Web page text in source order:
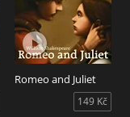
Romeo and Juliet
149 Kč